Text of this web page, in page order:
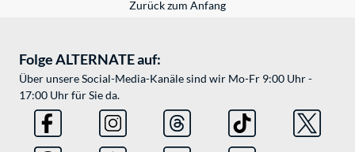
Zurück zum Anfang
Folge ALTERNATE auf:
Über unsere Social-Media-Kanäle sind wir Mo-Fr 9:00 Uhr -
17:00 Uhr für Sie da.